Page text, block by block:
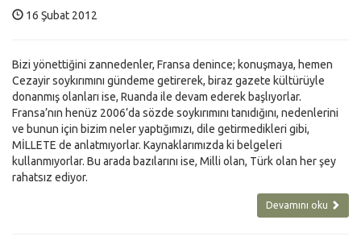
16 Şubat 2012
Bizi yönettiğini zannedenler, Fransa denince; konuşmaya, hemen
Cezayir soykırımını gündeme getirerek, biraz gazete kültürüyle
donanmış olanları ise, Ruanda ile devam ederek başlıyorlar.
Fransa’nın henüz 2006’da sözde soykırımını tanıdığını, nedenlerini
ve bunun için bizim neler yaptığımızı, dile getirmedikleri gibi,
MİLLETE de anlatmıyorlar. Kaynaklarımızda ki belgeleri
kullanmıyorlar. Bu arada bazılarını ise, Milli olan, Türk olan her şey
rahatsız ediyor.
Devamını oku